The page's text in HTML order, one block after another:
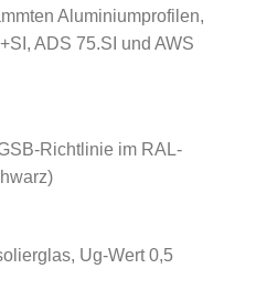
Aluminiumprofilen,
ADS 75.SI und AWS
Richtlinie im RAL-
Ug-Wert 0,5